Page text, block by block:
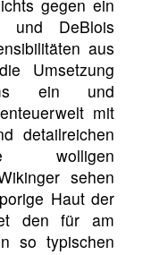
gegen ein
und DeBlois
aus
Umsetzung
ein und
mit
detailreichen
wolligen
sehen
Haut der
den für am
so typischen